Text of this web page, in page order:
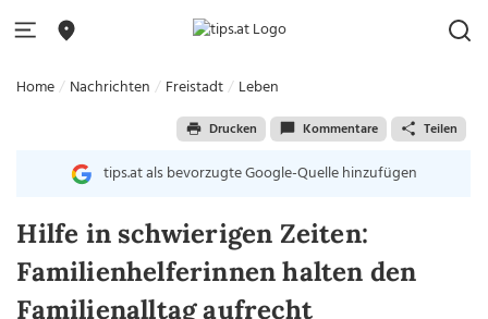
Home Nachrichten Freistadt Leben
Drucken Kommentare Teilen
tips.at als bevorzugte Google-Quelle hinzufügen
Hilfe in schwierigen Zeiten:
Familienhelferinnen halten den
Familienalltag aufrecht